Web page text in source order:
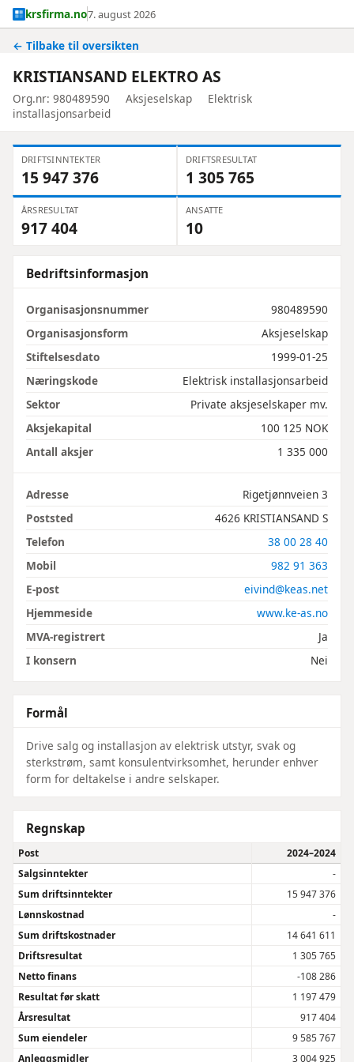
krsfirma.no7. august 2026
← Tilbake til oversikten
KRISTIANSAND ELEKTRO AS
Org.nr: 980489590 Aksjeselskap
Elektrisk
installasjonsarbeid
DRIFTSINNTEKTER
15 947 376
DRIFTSRESULTAT
1 305 765
ÅRSRESULTAT
917 404
ANSATTE
10
Bedriftsinformasjon
Organisasjonsnummer
980489590
Organisasjonsform
Aksjeselskap
Stiftelsesdato
1999-01-25
Næringskode
Elektrisk installasjonsarbeid
Sektor
Private aksjeselskaper mv.
Aksjekapital
100 125 NOK
Antall aksjer
1 335 000
Adresse
Rigetjønnveien 3
Poststed
4626 KRISTIANSAND S
Telefon
38 00 28 40
Mobil
982 91 363
E-post
eivind@keas.net
Hjemmeside
www.ke-as.no
MVA-registrert
Ja
I konsern
Nei
Formål
Drive salg og installasjon av elektrisk utstyr, svak og
sterkstrøm, samt konsulentvirksomhet, herunder enhver
form for deltakelse i andre selskaper.
Regnskap
Post
2024–2024
Salgsinntekter
-
Sum driftsinntekter
15 947 376
Lønnskostnad
-
Sum driftskostnader
14 641 611
Driftsresultat
1 305 765
Netto finans
-108 286
Resultat før skatt
1 197 479
Årsresultat
917 404
Sum eiendeler
9 585 767
Anleggsmidler
3 004 925